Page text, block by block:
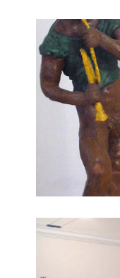
opere raccolta
opere